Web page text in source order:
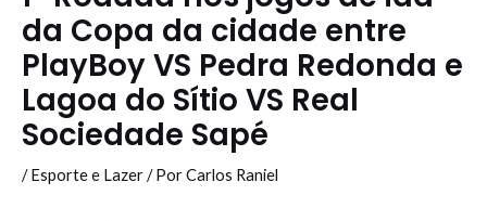
da Copa da cidade entre
PlayBoy VS Pedra Redonda e
Lagoa do Sítio VS Real
Sociedade Sapé
/Esporte e Lazer/ PorCarlos Raniel